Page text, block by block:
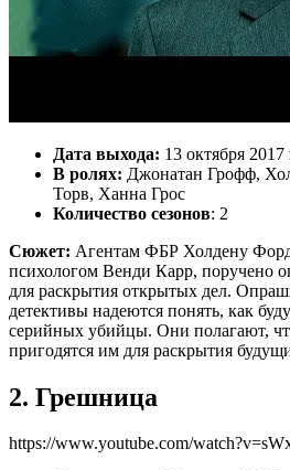
Дата выхода: 13 октября 2017
В ролях: Джонатан Грофф,
Торв, Ханна Грос
Количество сезонов: 2
Сюжет: Агентам ФБР Холдену
психологом Венди Карр, поручено
для раскрытия открытых дел.
детективы надеются понять, как
серийных убийцы. Они полагают,
пригодятся им для раскрытия
2. Грешница
https://www.youtube.com/